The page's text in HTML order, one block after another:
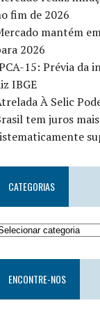
fim de 2026
mantém
2026
15: Prévia da
IBGE
À Selic
tem juros
CATEGORIAS
ENCONTRE-NOS